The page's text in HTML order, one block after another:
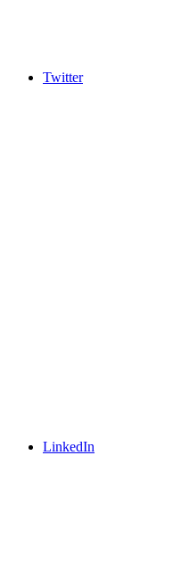
Twitter
LinkedIn